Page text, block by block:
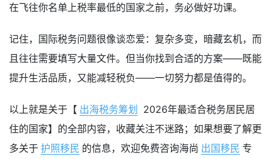
在飞往你名单上税率最低的国家之前，务必做好功课。
记住，国际税务问题很像谈恋爱：复杂多变，暗藏玄机，而
且往往需要填写大量文件。但当你找到合适的方案——既能
提升生活品质，又能减轻税负——一切努力都是值得的。
以上就是关于【 出海税务筹划 2026年最适合税务居民居
住的国家】的全部内容，收藏关注不迷路；如果想要了解更
多关于 护照移民 的信息，欢迎免费咨询海尚 出国移民 专